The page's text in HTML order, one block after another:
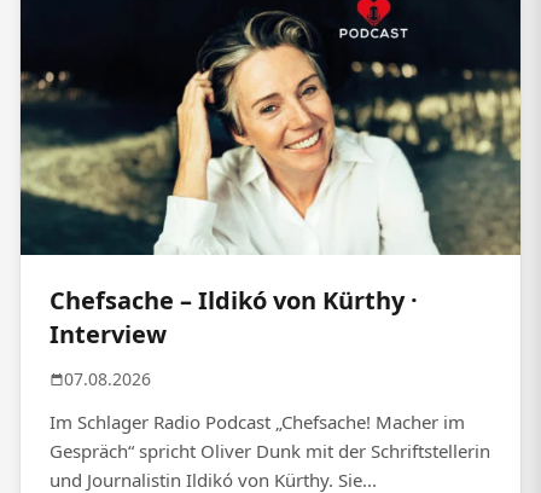
Chefsache – Ildikó von Kürthy ·
Interview
07.08.2026
Im Schlager Radio Podcast „Chefsache! Macher im
Gespräch“ spricht Oliver Dunk mit der Schriftstellerin
und Journalistin Ildikó von Kürthy. Sie...